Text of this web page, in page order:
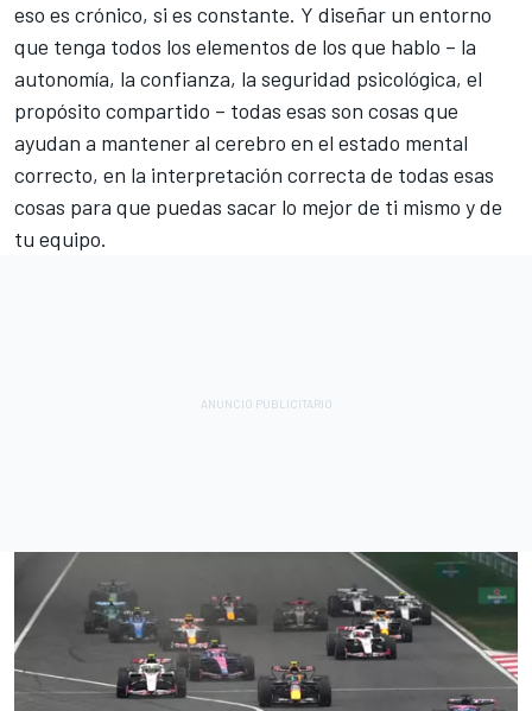
eso es crónico, si es constante. Y diseñar un entorno
que tenga todos los elementos de los que hablo – la
autonomía, la confianza, la seguridad psicológica, el
propósito compartido – todas esas son cosas que
ayudan a mantener al cerebro en el estado mental
correcto, en la interpretación correcta de todas esas
cosas para que puedas sacar lo mejor de ti mismo y de
tu equipo.